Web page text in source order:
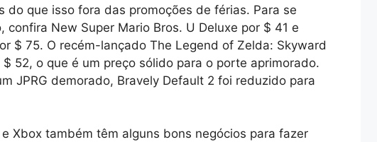
do que isso fora das promoções de férias. Para se
New Super Mario Bros. U Deluxe por $ 41 e
$ 75. O recém-lançado The Legend of Zelda: Skyward
52, o que é um preço sólido para o porte aprimorado.
JPRG demorado, Bravely Default 2 foi reduzido para
Xbox também têm alguns bons negócios para fazer